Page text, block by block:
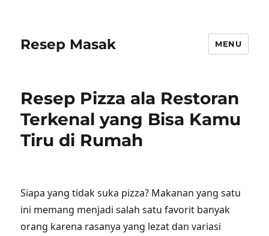
Resep Masak MENU
Resep Pizza ala Restoran
Terkenal yang Bisa Kamu
Tiru di Rumah
Siapa yang tidak suka pizza? Makanan yang satu
ini memang menjadi salah satu favorit banyak
orang karena rasanya yang lezat dan variasi